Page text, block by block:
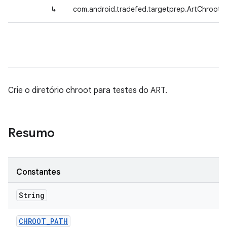
↳
Crie o diretório chroot para testes do ART.
Resumo
Constantes
String
CHROOT_PATH